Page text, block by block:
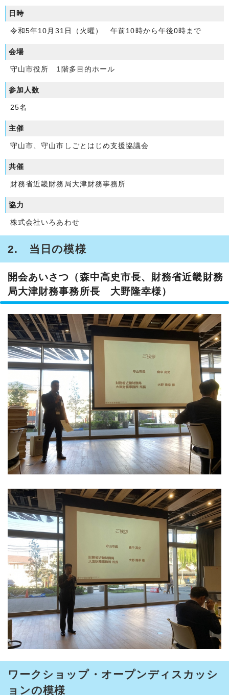
日時
令和5年10月31日（火曜） 午前10時から午後0時まで
会場
守山市役所 1階多目的ホール
参加人数
25名
主催
守山市、守山市しごとはじめ支援協議会
共催
財務省近畿財務局大津財務事務所
協力
株式会社いろあわせ
2. 当日の模様
開会あいさつ（森中高史市長、財務省近畿財務
局大津財務事務所長 大野隆幸様）
ワークショップ・オープンディスカッシ
ョンの模様